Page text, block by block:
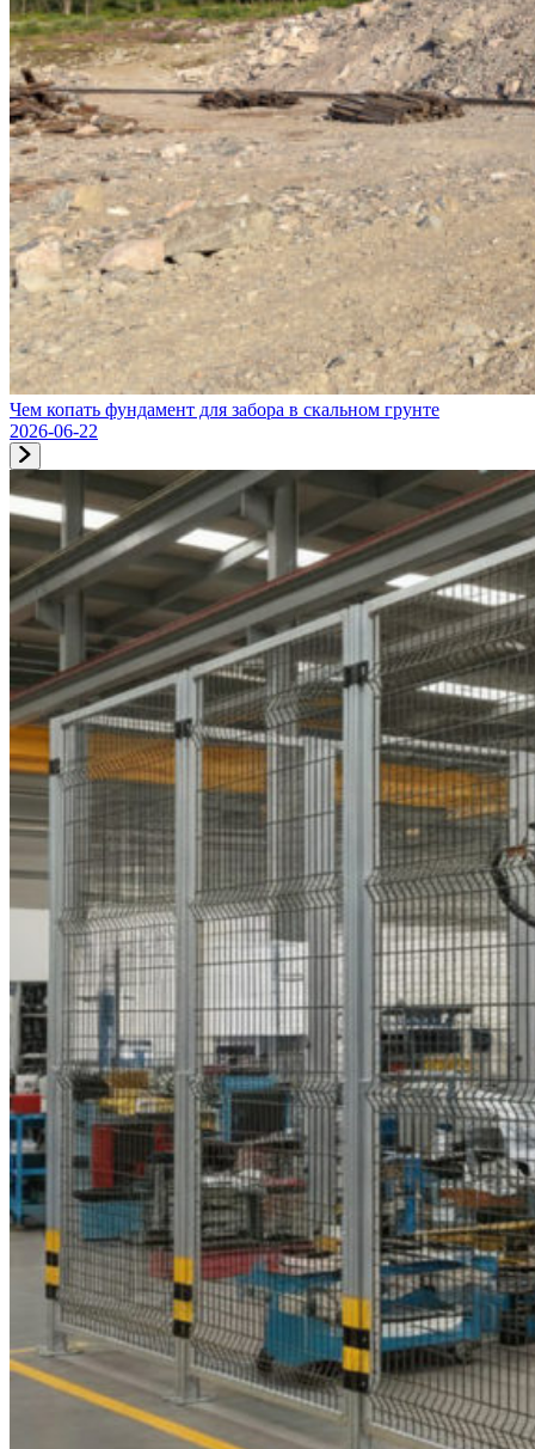
Чем копать фундамент для забора в скальном грунте
2026-06-22